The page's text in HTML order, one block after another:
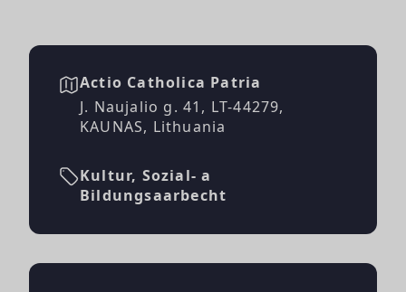
Actio Catholica Patria
J. Naujalio g. 41, LT-44279,
KAUNAS, Lithuania
Kultur, Sozial- a
Bildungsaarbecht